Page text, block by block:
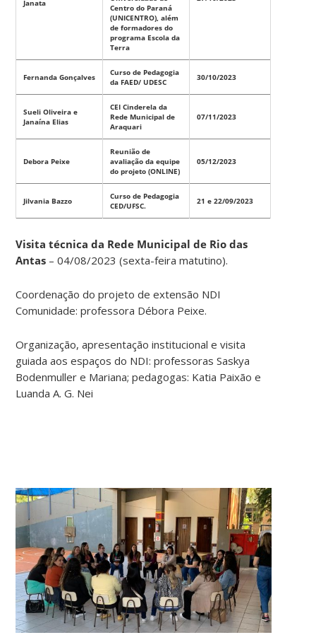
Janata
Centro do Paraná
(UNICENTRO), além
de formadores do
programa Escola da
Terra
Fernanda Gonçalves
Curso de Pedagogia
da FAED/ UDESC
30/10/2023
Sueli Oliveira e
Janaína Elias
CEI Cinderela da
Rede Municipal de
Araquari
07/11/2023
Debora Peixe
Reunião de
avaliação da equipe
do projeto (ONLINE)
05/12/2023
Jilvania Bazzo
Curso de Pedagogia
CED/UFSC.
21 e 22/09/2023
Visita técnica da Rede Municipal de Rio das
Antas – 04/08/2023 (sexta-feira matutino).
Coordenação do projeto de extensão NDI
Comunidade: professora Débora Peixe.
Organização, apresentação institucional e visita
guiada aos espaços do NDI: professoras Saskya
Bodenmuller e Mariana; pedagogas: Katia Paixão e
Luanda A. G. Nei